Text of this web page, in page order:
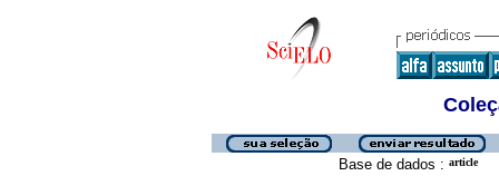
Base de dados : article